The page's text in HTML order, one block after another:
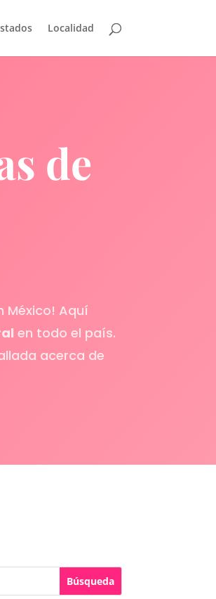
Localidad
de
México! Aquí
en todo el país.
acerca de